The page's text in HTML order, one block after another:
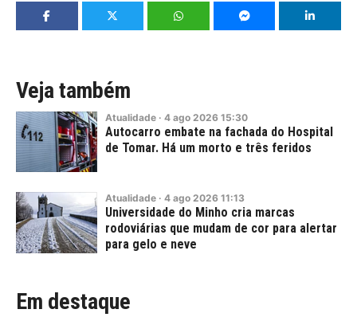
Veja também
Atualidade · 4 ago 2026 15:30
Autocarro embate na fachada do Hospital
de Tomar. Há um morto e três feridos
Atualidade · 4 ago 2026 11:13
Universidade do Minho cria marcas
rodoviárias que mudam de cor para alertar
para gelo e neve
Em destaque